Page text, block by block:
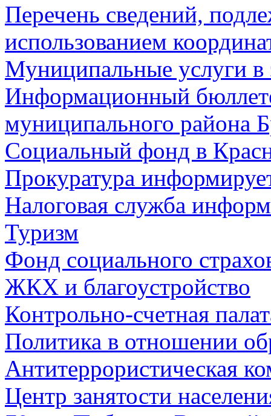
Перечень сведений,
использованием
Муниципальные услуги в
Информационный
муниципального района
Социальный фонд в
Прокуратура
Налоговая служба
Туризм
Фонд социального
ЖКХ и благоустройство
Контрольно-счетная
Политика в отношении
Антитеррористическая
Центр занятости